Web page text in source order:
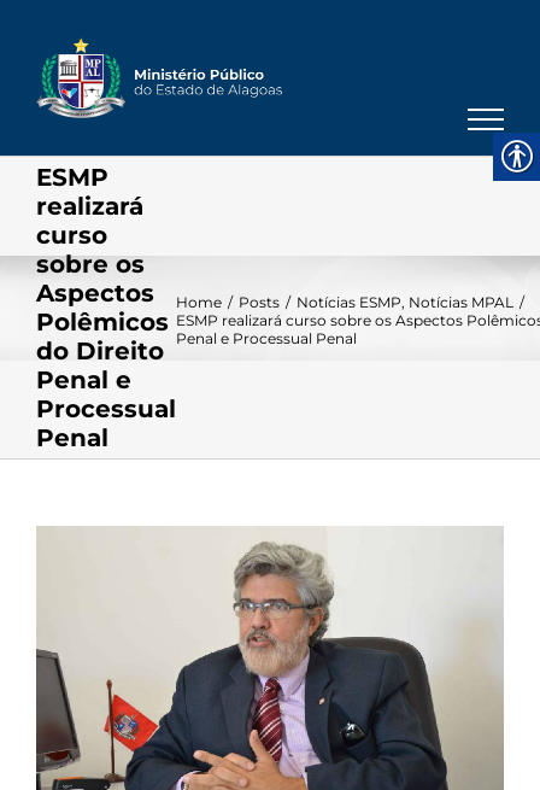
content
ESMP
realizará
curso
sobre os
Aspectos
Polêmicos
do Direito
Penal e
Processual
Penal
Home / Posts / Notícias ESMP, Notícias MPAL /
ESMP realizará curso sobre os Aspectos
Penal e Processual Penal